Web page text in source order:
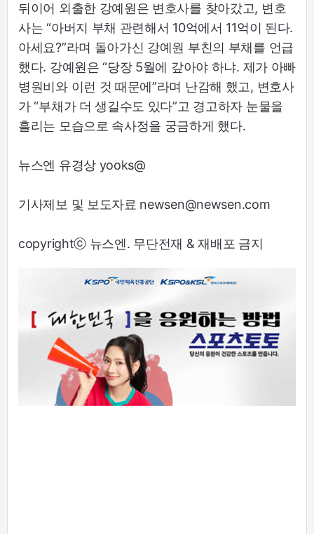
뒤이어 외출한 강예원은 변호사를 찾아갔고, 변호
사는 “아버지 부채 관련해서 10억에서 11억이 된다.
아세요?”라며 돌아가신 강예원 부친의 부채를 언급
했다. 강예원은 “당장 5월에 갚아야 하냐. 제가 아빠
병원비와 이런 것 때문에”라며 난감해 했고, 변호사
가 “부채가 더 생길수도 있다”고 경고하자 눈물을
흘리는 모습으로 속사정을 궁금하게 했다.
뉴스엔 유경상 yooks@
기사제보 및 보도자료 newsen@newsen.com
copyrightⓒ 뉴스엔. 무단전재 & 재배포 금지